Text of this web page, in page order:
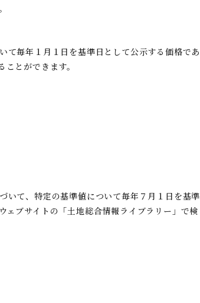
毎年１月１日を基準日として公示する価格であ
とができます。
て、特定の基準値について毎年７月１日を基準
ェブサイトの「土地総合情報ライブラリー」で検